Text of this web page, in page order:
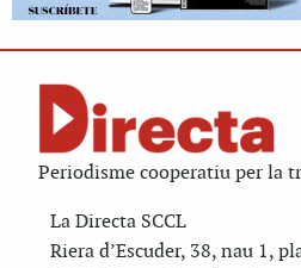
Periodisme cooperatiu per la
La Directa SCCL
Riera d’Escuder, 38, nau 1,